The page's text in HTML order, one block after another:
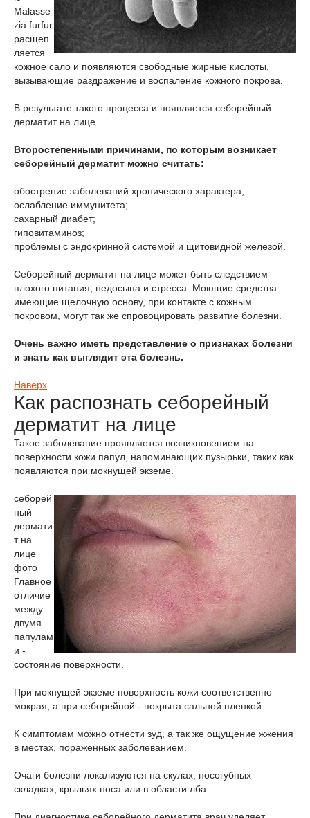
Malasse
zia furfur
расщеп
ляется
кожное сало и появляются свободные жирные кислоты,
вызывающие раздражение и воспаление кожного покрова.
В результате такого процесса и появляется себорейный
дерматит на лице.
Второстепенными причинами, по которым возникает
себорейный дерматит можно считать:
обострение заболеваний хронического характера;
ослабление иммунитета;
сахарный диабет;
гиповитаминоз;
проблемы с эндокринной системой и щитовидной железой.
Себорейный дерматит на лице может быть следствием
плохого питания, недосыпа и стресса. Моющие средства
имеющие щелочную основу, при контакте с кожным
покровом, могут так же спровоцировать развитие болезни.
Очень важно иметь представление о признаках болезни
и знать как выглядит эта болезнь.
Наверх
Как распознать себорейный
дерматит на лице
Такое заболевание проявляется возникновением на
поверхности кожи папул, напоминающих пузырьки, таких как
появляются при мокнущей экземе.
себорей
ный
дермати
т на
лице
фото
Главное
отличие
между
двумя
папулам
и -
состояние поверхности.
При мокнущей экземе поверхность кожи соответственно
мокрая, а при себорейной - покрыта сальной пленкой.
К симптомам можно отнести зуд, а так же ощущение жжения
в местах, пораженных заболеванием.
Очаги болезни локализуются на скулах, носогубных
складках, крыльях носа или в области лба.